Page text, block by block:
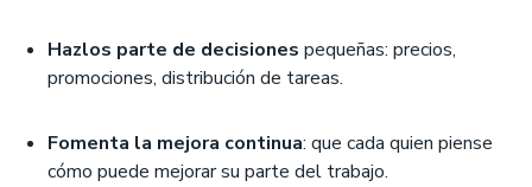
Hazlos parte de decisiones pequeñas: precios,
promociones, distribución de tareas.
Fomenta la mejora continua: que cada quien piense
cómo puede mejorar su parte del trabajo.